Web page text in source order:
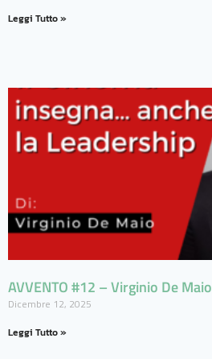
Leggi Tutto »
AVVENTO #12 – Virginio De Maio
Dicembre 12, 2025
Leggi Tutto »